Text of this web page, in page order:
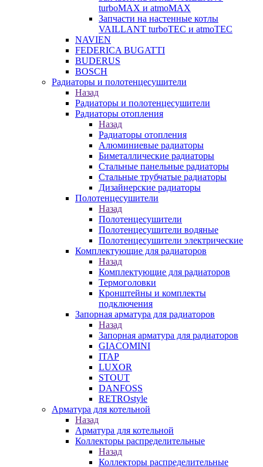
turboMAX и atmoMAX
Запчасти на настенные котлы
VAILLANT turboTEC и atmoTEC
NAVIEN
FEDERICA BUGATTI
BUDERUS
BOSCH
Радиаторы и полотенцесушители
Назад
Радиаторы и полотенцесушители
Радиаторы отопления
Назад
Радиаторы отопления
Алюминиевые радиаторы
Биметаллические радиаторы
Стальные панельные радиаторы
Стальные трубчатые радиаторы
Дизайнерские радиаторы
Полотенцесушители
Назад
Полотенцесушители
Полотенцесушители водяные
Полотенцесушители электрические
Комплектующие для радиаторов
Назад
Комплектующие для радиаторов
Термоголовки
Кронштейны и комплекты
подключения
Запорная арматура для радиаторов
Назад
Запорная арматура для радиаторов
GIACOMINI
ITAP
LUXOR
STOUT
DANFOSS
RETROstyle
Арматура для котельной
Назад
Арматура для котельной
Коллекторы распределительные
Назад
Коллекторы распределительные